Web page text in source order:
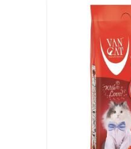
Nodrošini savam
tualetes vidi ar
aromatizētām kaķu
Pasūti Van Cat
Zoopasaule.lv –
uzticama kvalitāte
cementējošās